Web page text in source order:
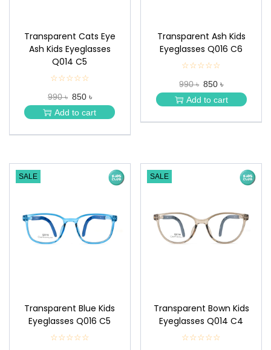
Transparent Cats Eye
Ash Kids Eyeglasses
Q014 C5
☆☆☆☆☆
★
★
★
★
990 ৳ 850 ৳
Add to cart
Transparent Ash Kids
Eyeglasses Q016 C6
☆☆☆☆☆
★
★
★
★
990 ৳ 850 ৳
Add to cart
SALE
Transparent Blue Kids
Eyeglasses Q016 C5
☆☆☆☆☆
★
SALE
Transparent Bown Kids
Eyeglasses Q014 C4
☆☆☆☆☆
★